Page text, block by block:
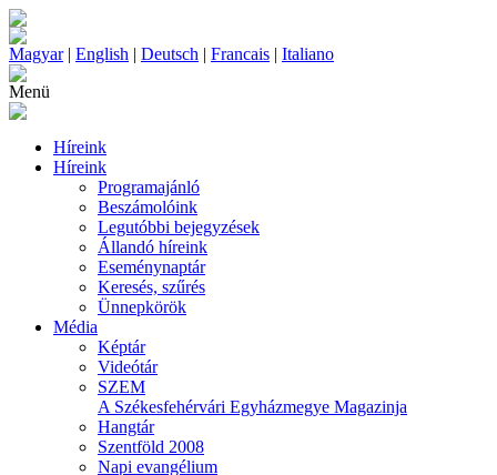
Magyar| English | Deutsch | Francais | Italiano
Menü
Híreink
Híreink
Programajánló
Beszámolóink
Legutóbbi bejegyzések
Állandó híreink
Eseménynaptár
Keresés, szűrés
Ünnepkörök
Média
Képtár
Videótár
SZEM
A Székesfehérvári Egyházmegye Magazinja
Hangtár
Szentföld 2008
Napi evangélium